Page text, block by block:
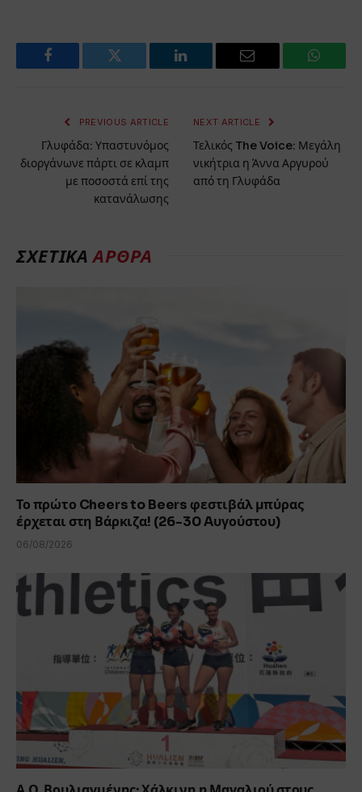
Facebook Twitter LinkedIn Email
PREVIOUS ARTICLE
Γλυφάδα: Υπαστυνόμος
διοργάνωνε πάρτι σε κλαμπ
με ποσοστά επί της
κατανάλωσης
NEXT ARTICLE
Τελικός The Voice: Μεγάλη
νικήτρια η Άννα Αργυρού
από τη Γλυφάδα
ΣΧΕΤΙΚΑΑΡΘΡΑ
Το πρώτο Cheers to Beers φεστιβάλ μπύρας
έρχεται στη Βάρκιζα! (26-30 Aυγούστου)
06/08/2026